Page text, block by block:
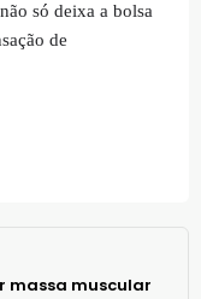
só deixa a bolsa
de
massa muscular